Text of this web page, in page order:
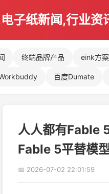
子纸新闻,行业资
终端品牌产品 eink方案
百度Dumate
人人都有Fable
Fable 5平替模
📅 2026-07-02 22:01:59